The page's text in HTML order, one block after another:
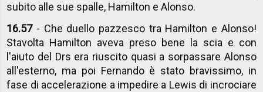
subito alle sue spalle, Hamilton e Alonso.
16.57- Che duello pazzesco tra Hamilton e Alonso!
Stavolta Hamilton aveva preso bene la scia e con
l'aiuto del Drs era riuscito quasi a sorpassare Alonso
all'esterno, ma poi Fernando è stato bravissimo, in
fase di accelerazione a impedire a Lewis di incrociare